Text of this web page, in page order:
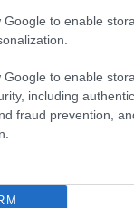
Google to enable
Google to enable
including
fraud prevention,
Συγκίνηση